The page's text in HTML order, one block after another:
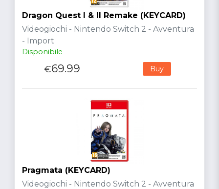
Dragon Quest I & II Remake (KEYCARD)
Videogiochi - Nintendo Switch 2 - Avventura
- Import
Disponibile
€69.99 Buy
Pragmata (KEYCARD)
Videogiochi - Nintendo Switch 2 - Avventura